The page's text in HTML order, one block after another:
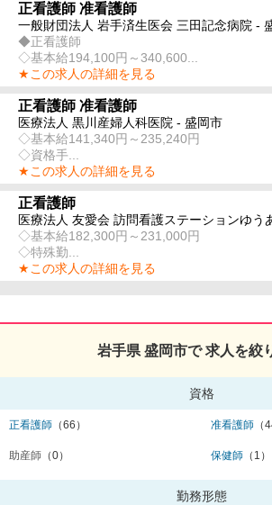
正看護師 准看護師
一般財団法人 岩手済生医会 三田記念病院 -
◆正看護師
◇基本給194,100円～340,600...
★この求人の詳細を見る
正看護師 准看護師
医療法人 黒川産婦人科医院 - 盛岡市
◇基本給141,340円～235,240円
◇資格手...
★この求人の詳細を見る
正看護師
医療法人 友愛会 訪問看護ステーションゆう
◇基本給182,300円～231,000円
◇特殊勤...
★この求人の詳細を見る
岩手県 盛岡市で 求人を絞
資格
正看護師 （66） 准看護師 （
助産師 （0） 保健師 （1）
勤務形態